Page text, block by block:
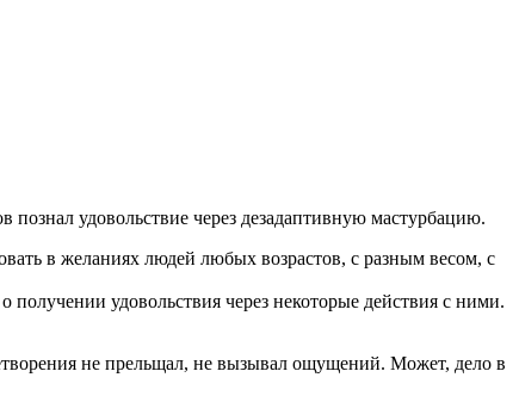
познал удовольствие через дезадаптивную мастурбацию.
в желаниях людей любых возрастов, с разным весом, с
удовольствия через некоторые действия с ними.
не прельщал, не вызывал ощущений. Может, дело в